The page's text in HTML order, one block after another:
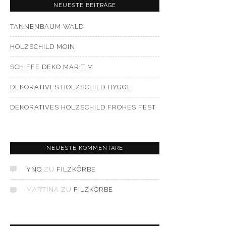
NEUESTE BEITRÄGE
TANNENBAUM WALD
HOLZSCHILD MOIN
SCHIFFE DEKO MARITIM
DEKORATIVES HOLZSCHILD HYGGE
DEKORATIVES HOLZSCHILD FROHES FEST
NEUESTE KOMMENTARE
YNO ZU FILZKÖRBE
MARTINA ZU FILZKÖRBE